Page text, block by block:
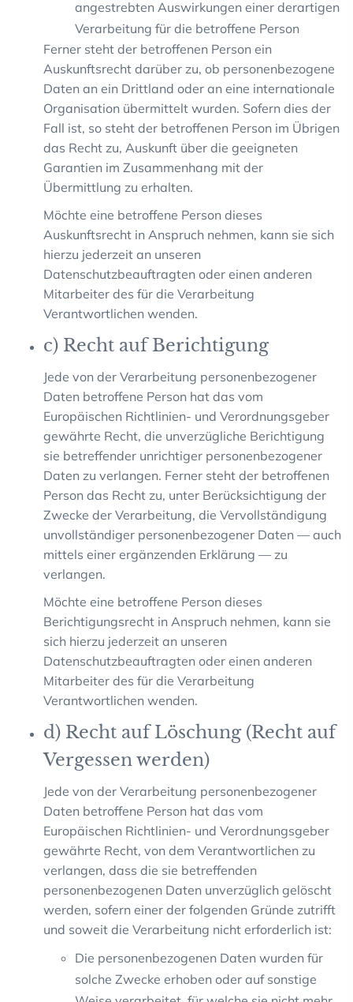
angestrebten Auswirkungen einer derartigen
Verarbeitung für die betroffene Person
Ferner steht der betroffenen Person ein
Auskunftsrecht darüber zu, ob personenbezogene
Daten an ein Drittland oder an eine internationale
Organisation übermittelt wurden. Sofern dies der
Fall ist, so steht der betroffenen Person im Übrigen
das Recht zu, Auskunft über die geeigneten
Garantien im Zusammenhang mit der
Übermittlung zu erhalten.
Möchte eine betroffene Person dieses
Auskunftsrecht in Anspruch nehmen, kann sie sich
hierzu jederzeit an unseren
Datenschutzbeauftragten oder einen anderen
Mitarbeiter des für die Verarbeitung
Verantwortlichen wenden.
c) Recht auf Berichtigung
Jede von der Verarbeitung personenbezogener
Daten betroffene Person hat das vom
Europäischen Richtlinien- und Verordnungsgeber
gewährte Recht, die unverzügliche Berichtigung
sie betreffender unrichtiger personenbezogener
Daten zu verlangen. Ferner steht der betroffenen
Person das Recht zu, unter Berücksichtigung der
Zwecke der Verarbeitung, die Vervollständigung
unvollständiger personenbezogener Daten — auch
mittels einer ergänzenden Erklärung — zu
verlangen.
Möchte eine betroffene Person dieses
Berichtigungsrecht in Anspruch nehmen, kann sie
sich hierzu jederzeit an unseren
Datenschutzbeauftragten oder einen anderen
Mitarbeiter des für die Verarbeitung
Verantwortlichen wenden.
d) Recht auf Löschung (Recht auf
Vergessen werden)
Jede von der Verarbeitung personenbezogener
Daten betroffene Person hat das vom
Europäischen Richtlinien- und Verordnungsgeber
gewährte Recht, von dem Verantwortlichen zu
verlangen, dass die sie betreffenden
personenbezogenen Daten unverzüglich gelöscht
werden, sofern einer der folgenden Gründe zutrifft
und soweit die Verarbeitung nicht erforderlich ist:
Die personenbezogenen Daten wurden für
solche Zwecke erhoben oder auf sonstige